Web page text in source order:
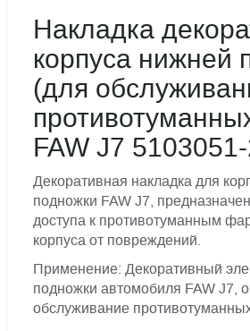
Накладка
корпуса нижней
(для
FAW J7
Декоративная накладка для
подножки FAW J7,
доступа к противотуманным
корпуса от повреждений.
Применение: Декоративный
подножки автомобиля FAW J7,
обслуживание